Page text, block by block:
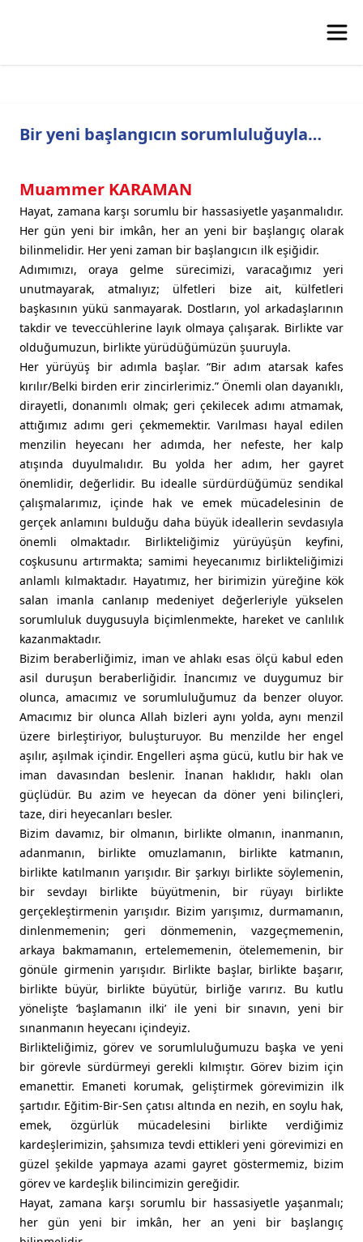
Bir yeni başlangıcın sorumluluğuyla…
Muammer KARAMAN
Hayat, zamana karşı sorumlu bir hassasiyetle yaşanmalıdır.
Her gün yeni bir imkân, her an yeni bir başlangıç olarak
bilinmelidir. Her yeni zaman bir başlangıcın ilk eşiğidir.
Adımımızı, oraya gelme sürecimizi, varacağımız yeri
unutmayarak, atmalıyız; ülfetleri bize ait, külfetleri
başkasının yükü sanmayarak. Dostların, yol arkadaşlarının
takdir ve teveccühlerine layık olmaya çalışarak. Birlikte var
olduğumuzun, birlikte yürüdüğümüzün şuuruyla.
Her yürüyüş bir adımla başlar. “Bir adım atarsak kafes
kırılır/Belki birden erir zincirlerimiz.” Önemli olan dayanıklı,
dirayetli, donanımlı olmak; geri çekilecek adımı atmamak,
attığımız adımı geri çekmemektir. Varılması hayal edilen
menzilin heyecanı her adımda, her nefeste, her kalp
atışında duyulmalıdır. Bu yolda her adım, her gayret
önemlidir, değerlidir. Bu idealle sürdürdüğümüz sendikal
çalışmalarımız, içinde hak ve emek mücadelesinin de
gerçek anlamını bulduğu daha büyük ideallerin sevdasıyla
önemli olmaktadır. Birlikteliğimiz yürüyüşün keyfini,
coşkusunu artırmakta; samimi heyecanımız birlikteliğimizi
anlamlı kılmaktadır. Hayatımız, her birimizin yüreğine kök
salan imanla canlanıp medeniyet değerleriyle yükselen
sorumluluk duygusuyla biçimlenmekte, hareket ve canlılık
kazanmaktadır.
Bizim beraberliğimiz, iman ve ahlakı esas ölçü kabul eden
asil duruşun beraberliğidir. İnancımız ve duygumuz bir
olunca, amacımız ve sorumluluğumuz da benzer oluyor.
Amacımız bir olunca Allah bizleri aynı yolda, aynı menzil
üzere birleştiriyor, buluşturuyor. Bu menzilde her engel
aşılır, aşılmak içindir. Engelleri aşma gücü, kutlu bir hak ve
iman davasından beslenir. İnanan haklıdır, haklı olan
güçlüdür. Bu azim ve heyecan da döner yeni bilinçleri,
taze, diri heyecanları besler.
Bizim davamız, bir olmanın, birlikte olmanın, inanmanın,
adanmanın, birlikte omuzlamanın, birlikte katmanın,
birlikte katılmanın yarışıdır. Bir şarkıyı birlikte söylemenin,
bir sevdayı birlikte büyütmenin, bir rüyayı birlikte
gerçekleştirmenin yarışıdır. Bizim yarışımız, durmamanın,
dinlenmemenin; geri dönmemenin, vazgeçmemenin,
arkaya bakmamanın, ertelememenin, ötelememenin, bir
gönüle girmenin yarışıdır. Birlikte başlar, birlikte başarır,
birlikte büyür, birlikte büyütür, birliğe varırız. Bu kutlu
yönelişte ‘başlamanın ilki’ ile yeni bir sınavın, yeni bir
sınanmanın heyecanı içindeyiz.
Birlikteliğimiz, görev ve sorumluluğumuzu başka ve yeni
bir görevle sürdürmeyi gerekli kılmıştır. Görev bizim için
emanettir. Emaneti korumak, geliştirmek görevimizin ilk
şartıdır. Eğitim-Bir-Sen çatısı altında en nezih, en soylu hak,
emek, özgürlük mücadelesini birlikte verdiğimiz
kardeşlerimizin, şahsımıza tevdi ettikleri yeni görevimizi en
güzel şekilde yapmaya azami gayret göstermemiz, bizim
görev ve kardeşlik bilincimizin gereğidir.
Hayat, zamana karşı sorumlu bir hassasiyetle yaşanmalı;
her gün yeni bir imkân, her an yeni bir başlangıç